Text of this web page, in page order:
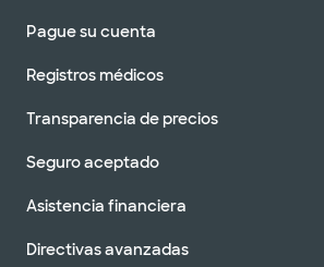
Pague su cuenta
Registros médicos
Transparencia de precios
Seguro aceptado
Asistencia financiera
Directivas avanzadas